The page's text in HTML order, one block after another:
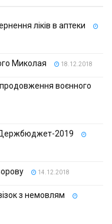
ліків в аптеки
Миколая 18.12.2018
воєнного
Держбюджет-2019
14.12.2018
з немовлям